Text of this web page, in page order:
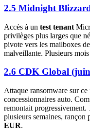
2.5 Midnight
Accès à un test tenant
privilèges plus larges que
pivote vers les mailboxes
malveillante. Plusieurs
2.6 CDK Global
Attaque ransomware sur
concessionnaires auto.
remontait progressivement.
plusieurs semaines, rançon
EUR.